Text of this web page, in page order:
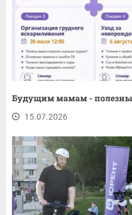
Будущим мамам -
15.07.2026